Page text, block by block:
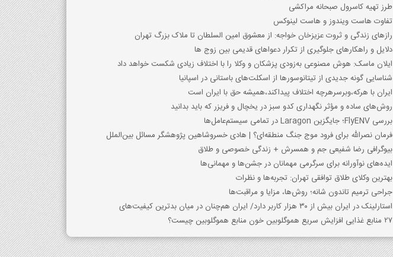
طرز تهیه کاسرول صبحانه مراکشی
تفاوت هاست ویندوز و هاست لینوکس
رازهای زندگی و ثروت عزیزخان خواجه: از معشوق امین السلطان تا ملاک بزرگ تهران
دلایل و راهکارهای جلوگیری از تکرار دعواهای قدیمی بین زوج ها
ایلان ماسک: هوش مصنوعی به‌زودی پزشکان و وکلا را با اختلاف زیادی شکست خواهد داد
شناسایی گونه جدیدی از تیتانوسورها از اسکلت‌های باستانی در اسپانیا
ایران با هرکه،وبرسرهرچه اختلاف پیداکند،همیشه حق با ایران است
روش‌های ساده و مؤثر نگهداری کدو سبز در یخچال و فریزر که باید بدانید
بررسی FlyENV؛ جایگزین Laragon در تمامی سیستم‌عامل‌ها
فرمان نصرالله برای فرود موج جنگ منطقه‌ای؟ | هادی خسروشاهین پژوهشگر مسائل بین‌الملل
بیوگرافی رضا شفیعی جم و همسرش + زندگی خصوصی و طلاق
ایده‌های نوآورانه برای سرگرمی مهمانان در جشن‌ها و مهمانی‌ها
بهترین وکلای طلاق توافقی تهران: تجربه‌ها و نظرات
جراحی ترمیم تاندون شانه؛ روش‌ها، مزایا و مراقبت‌ها
استارلینک در ایران بیش از ۳۰ هزار کاربر دارد/ ایران هم‌چنان در میان بدترین کیفیت‌های
27 منابع غذایی افزایش سریع هموگلوبین خون منابع هموگلوبین چیست؟